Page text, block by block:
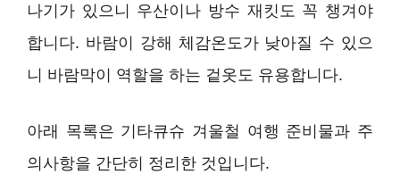
나기가 있으니 우산이나 방수 재킷도 꼭 챙겨야
합니다. 바람이 강해 체감온도가 낮아질 수 있으
니 바람막이 역할을 하는 겉옷도 유용합니다.
아래 목록은 기타큐슈 겨울철 여행 준비물과 주
의사항을 간단히 정리한 것입니다.